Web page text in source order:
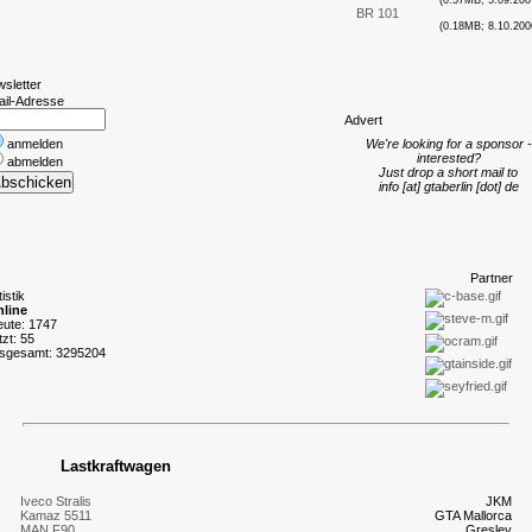
Adresse
anmelden
abmelden
1747
55
3295204
BR 101
(0.18MB;
Advert
We're looking for a sponsor -
interested?
Just drop a short mail to
info [at] gtaberlin [dot] de
Partner
Lastkraftwagen
JKM
Iveco Stralis
GTA Mallorca
Kamaz 5511